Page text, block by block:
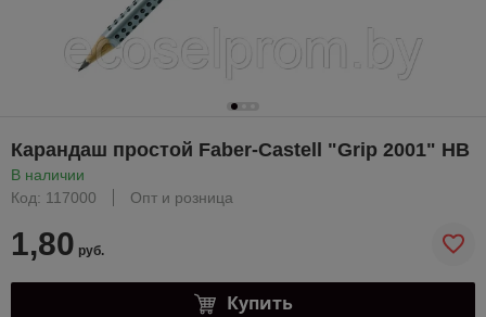
Карандаш простой Faber-Castell "Grip 2001" HВ
В наличии
Код: 117000
Опт и розница
1,80 руб.
Купить